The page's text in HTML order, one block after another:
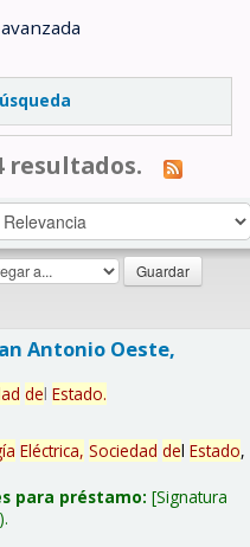
resultados.
Antonio Oeste,
del Estado.
Eléctrica, Sociedad del Estado,
para préstamo: Signatura